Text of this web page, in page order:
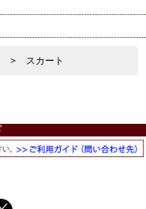
> スカート